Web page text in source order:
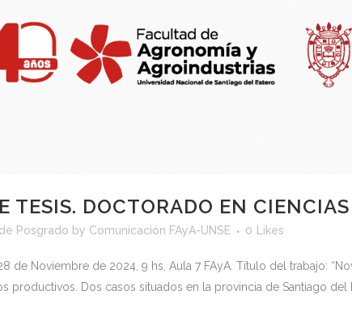
TESIS. DOCTORADO EN
Posgrado by Comunicación FAyA-UNSE 0 Likes
de Noviembre de 2024, 9 hs, Aula 7 FAyA. Título del trabajo:
Dos casos situados en la provincia de Santiago del